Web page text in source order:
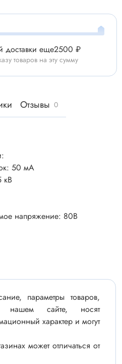
доставки еще2500 ₽
товаров на эту сумму
Отзывы 0
50 мА
кВ
напряжение: 80В
параметры товаров,
нашем сайте, носят
характер и могут
может отличаться от